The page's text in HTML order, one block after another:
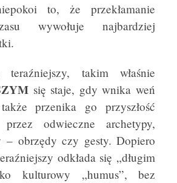
to, że przekłamanie
wywołuje najbardziej
takim właśnie
się staje, gdy wnika weń
przenika go przyszłość
przez odwieczne archetypy,
– obrzędy czy gesty. Dopiero
odkłada się „długim
kulturowy „humus”, bez